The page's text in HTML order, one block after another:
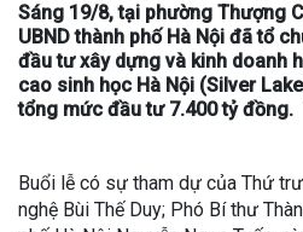
Sáng 19/8, tại phường Thượng
UBND thành phố Hà Nội đã tổ
đầu tư xây dựng và kinh doanh
cao sinh học Hà Nội (Silver
tổng mức đầu tư 7.400 tỷ đồng.
Buổi lễ có sự tham dự của Thứ
nghệ Bùi Thế Duy; Phó Bí thư